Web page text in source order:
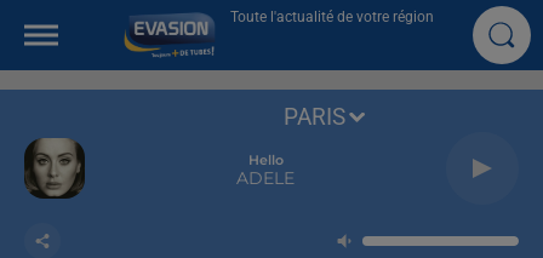
Toute l'actualité de votre région
Hello
ADELE
PARIS